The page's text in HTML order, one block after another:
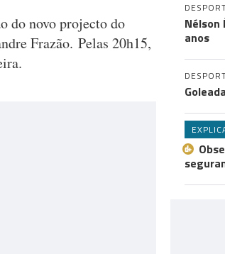
do novo projecto do
Frazão. Pelas 20h15,
Nélson
anos